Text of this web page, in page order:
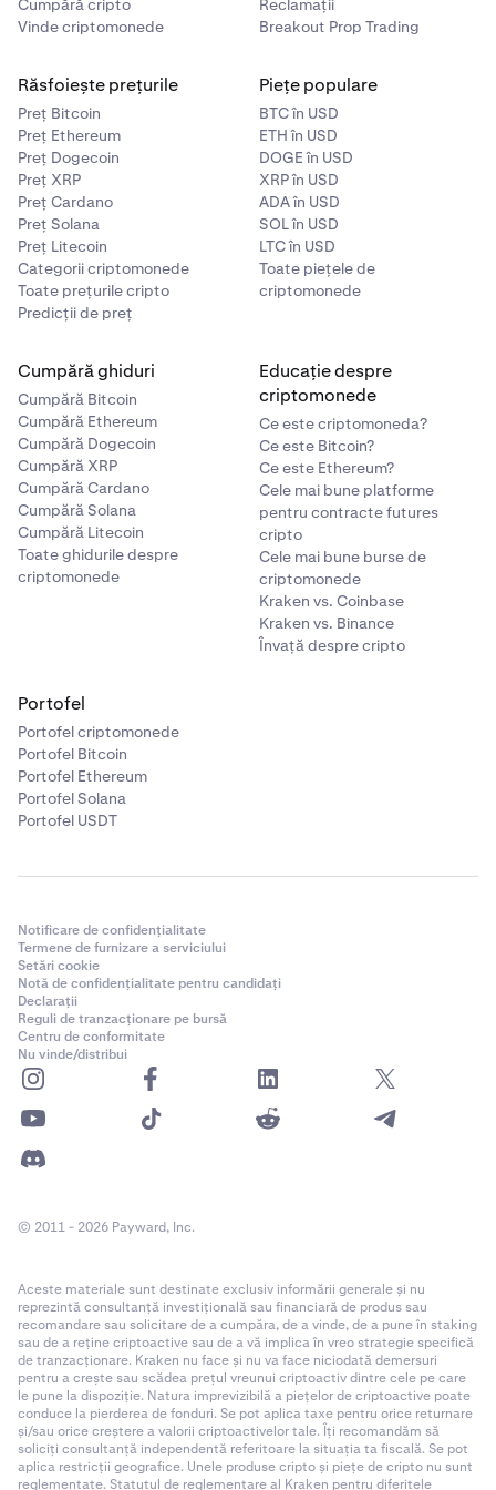
care permite conectarea prin nume de utilizator și
• Aplicația mobilă Kraken
- aplicație prietenoasă
pentru începători unde putețicumpăra, vinde
converti
Cumpără cripto
Vinde criptomonede
Reclamații
Breakout Prop Trading
Răsfoiește prețurile
Preț Bitcoin
Preț Ethereum
Preț Dogecoin
Preț XRP
Preț Cardano
Preț Solana
Preț Litecoin
Categorii criptomonede
Toate prețurile cripto
Predicții de preț
Piețe populare
BTC în USD
ETH în USD
DOGE în USD
XRP în USD
ADA în USD
SOL în USD
LTC în USD
Toate piețele de
criptomonede
Cumpără ghiduri
Cumpără Bitcoin
Cumpără Ethereum
Cumpără Dogecoin
Cumpără XRP
Cumpără Cardano
Cumpără Solana
Cumpără Litecoin
Toate ghidurile despre
criptomonede
Educație despre
criptomonede
Ce este criptomoneda?
Ce este Bitcoin?
Ce este Ethereum?
Cele mai bune platforme
pentru contracte futures
cripto
Cele mai bune burse de
criptomonede
Kraken vs. Coinbase
Kraken vs. Binance
Învață despre cripto
Portofel
Portofel criptomonede
Portofel Bitcoin
Portofel Ethereum
Portofel Solana
Portofel USDT
Notificare de confidențialitate
Termene de furnizare a serviciului
Setări cookie
Notă de confidențialitate pentru candidați
Declarații
Reguli de tranzacționare pe bursă
Centru de conformitate
Nu vinde/distribui
© 2011 - 2026 Payward, Inc.
Aceste materiale sunt destinate exclusiv informării generale și nu
reprezintă consultanță investițională sau financiară de produs sau
recomandare sau solicitare de a cumpăra, de a vinde, de a pune în staking
sau de a reține criptoactive sau de a vă implica în vreo strategie specifică
de tranzacționare. Kraken nu face și nu va face niciodată demersuri
pentru a crește sau scădea prețul vreunui criptoactiv dintre cele pe care
le pune la dispoziție. Natura imprevizibilă a piețelor de criptoactive poate
conduce la pierderea de fonduri. Se pot aplica taxe pentru orice returnare
și/sau orice creștere a valorii criptoactivelor tale. Îți recomandăm să
soliciți consultanță independentă referitoare la situația ta fiscală. Se pot
aplica restricții geografice. Unele produse cripto și piețe de cripto nu sunt
reglementate. Statutul de reglementare al Kraken pentru diferitele